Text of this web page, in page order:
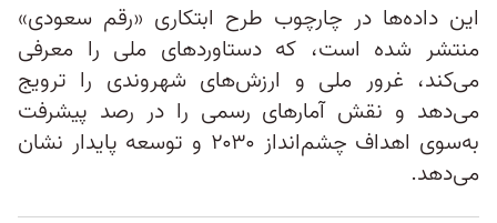
این داده‌ها در چارچوب طرح ابتکاری «رقم سعودی»
منتشر شده است، که دستاوردهای ملی را معرفی
می‌کند، غرور ملی و ارزش‌های شهروندی را ترویج
می‌دهد و نقش آمارهای رسمی را در رصد پیشرفت
به‌سوی اهداف چشم‌انداز ۲۰۳۰ و توسعه پایدار نشان
می‌دهد.